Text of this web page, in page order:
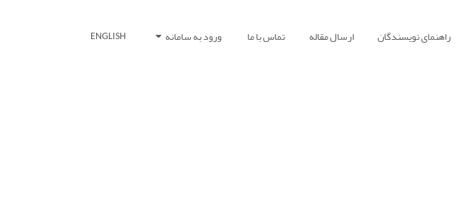
راهنمای نویسندگان ارسال مقاله تماس با ما ورود به سامانه ENGLISH